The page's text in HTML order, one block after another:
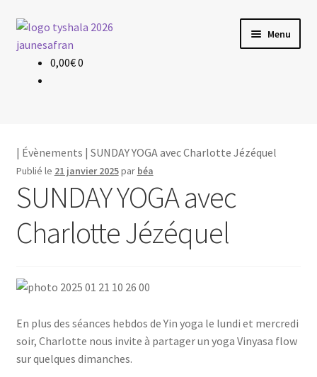
Aller
à
navigation
Aller
au
contenu
Menu
Évènements
Les profs
Le yoga
0,00€0
| Évènements | SUNDAY YOGA avec Charlotte Jézéquel
Publié le 21 janvier 2025par béa
SUNDAY YOGA avec
Charlotte Jézéquel
En plus des séances heb­dos de Yin yoga le lun­di et mer­cre­di
soir, Char­lotte nous invite à par­ta­ger un yoga Vinya­sa flow
sur quelques dimanches.